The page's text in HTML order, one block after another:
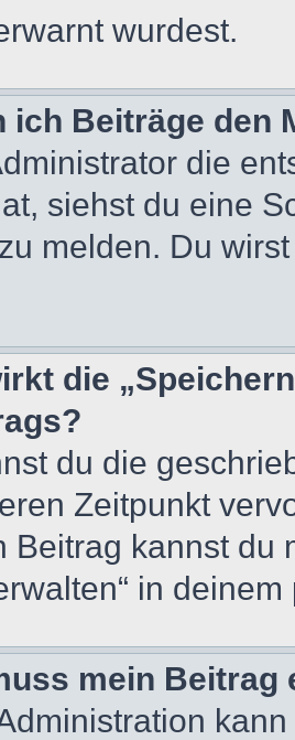
wurdest.
ich Beiträge den
die
siehst du eine
melden. Du
die
du die
Zeitpunkt
Beitrag kannst du
in
mein